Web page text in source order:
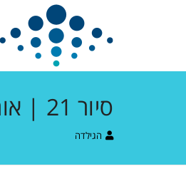
סיור 21 | אוריין
הגילדה